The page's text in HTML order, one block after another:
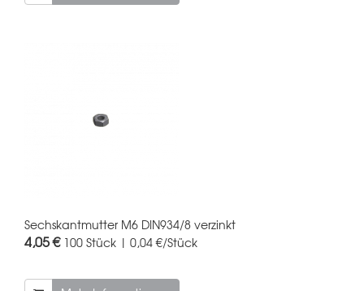
Sechskantmutter M6 DIN934/8 verzinkt
4,05 € 100 Stück | 0,04 €/Stück